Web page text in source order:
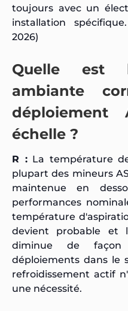
toujours avec un
installation
2026)
Quelle est
ambiante
déploiement
échelle ?
R :La température
plupart des mineurs
maintenue en
performances
température
devient probable et
diminue de façon
déploiements dans le
refroidissement actif
une nécessité.